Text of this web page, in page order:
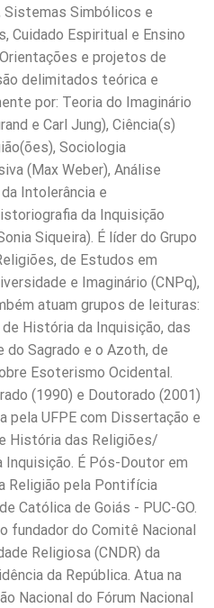
Sistemas Simbólicos e
Cuidado Espiritual e Ensino
e projetos de
delimitados teórica e
por: Teoria do Imaginário
e Carl Jung), Ciência(s)
Sociologia
(Max Weber), Análise
Intolerância e
da Inquisição
Siqueira). É líder do Grupo
de Estudos em
e Imaginário (CNPq),
atuam grupos de leituras:
História da Inquisição, das
do Sagrado e o Azoth, de
Esoterismo Ocidental.
(1990) e Doutorado (2001)
pela UFPE com Dissertação e
História das Religiões/
Inquisição. É Pós-Doutor em
Religião pela Pontifícia
Católica de Goiás - PUC-GO.
fundador do Comitê Nacional
Religiosa (CNDR) da
da República. Atua na
Nacional do Fórum Nacional